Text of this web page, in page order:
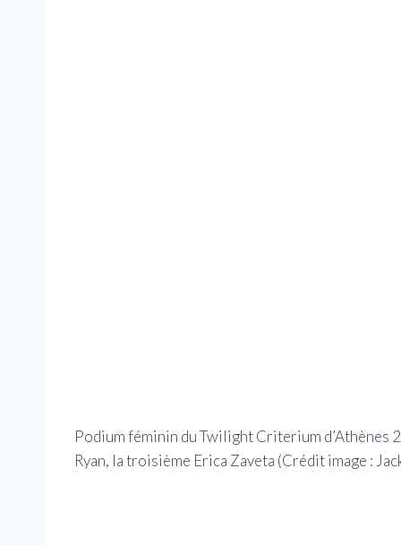
Podium féminin du Twilight Criterium d’Athènes
Ryan, la troisième Erica Zaveta (Crédit image :